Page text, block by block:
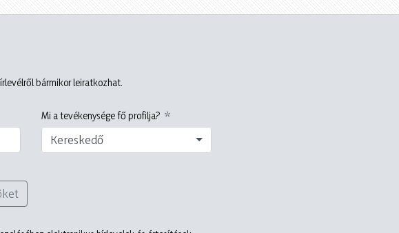
bármikor leiratkozhat.
Mi a tevékenysége fő profilja?
Kereskedő